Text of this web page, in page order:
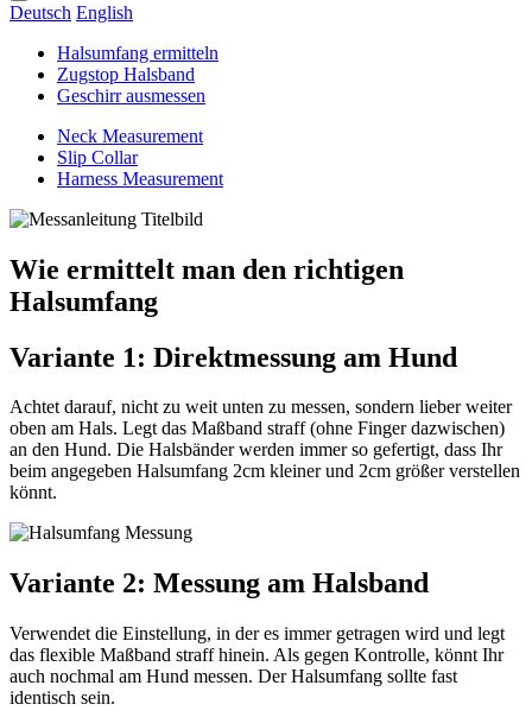
Deutsch English
Halsumfang ermitteln
Zugstop Halsband
Geschirr ausmessen
Neck Measurement
Slip Collar
Harness Measurement
Wie ermittelt man den richtigen
Halsumfang
Variante 1: Direktmessung am Hund
Achtet darauf, nicht zu weit unten zu messen, sondern lieber weiter
oben am Hals. Legt das Maßband straff (ohne Finger dazwischen)
an den Hund. Die Halsbänder werden immer so gefertigt, dass Ihr
beim angegeben Halsumfang 2cm kleiner und 2cm größer verstellen
könnt.
Variante 2: Messung am Halsband
Verwendet die Einstellung, in der es immer getragen wird und legt
das flexible Maßband straff hinein. Als gegen Kontrolle, könnt Ihr
auch nochmal am Hund messen. Der Halsumfang sollte fast
identisch sein.